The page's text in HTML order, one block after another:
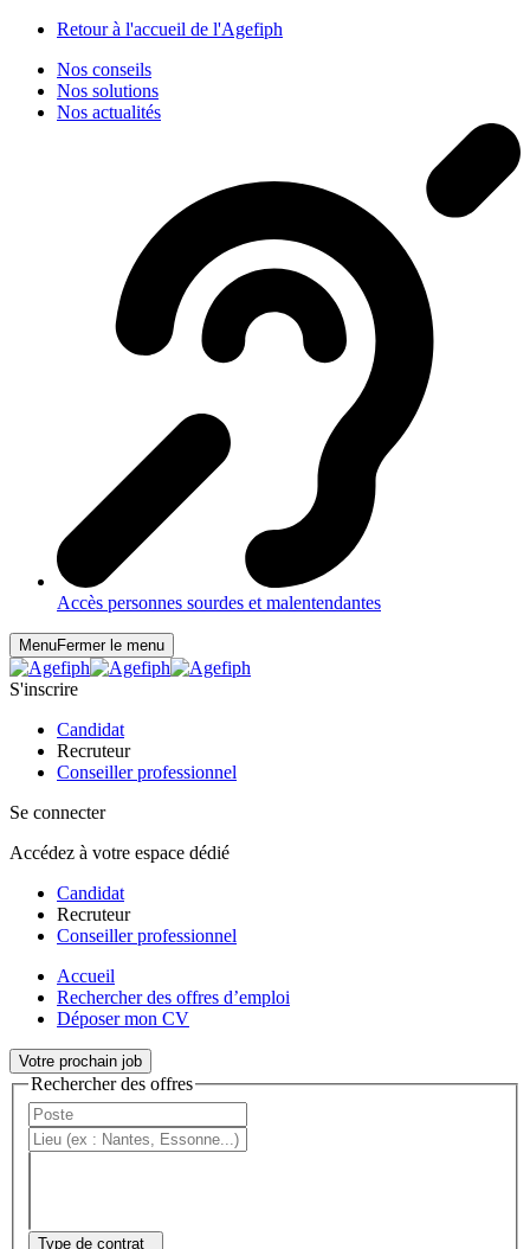
Retour à l'accueil de l'Agefiph
Nos conseils
Nos solutions
Nos actualités
Accès personnes sourdes et malentendantes
MenuFermer le menu
S'inscrire
Candidat
Recruteur
Conseiller professionnel
Se connecter
Accédez à votre espace dédié
Candidat
Recruteur
Conseiller professionnel
Accueil
Rechercher des offres d’emploi
Déposer mon CV
Votre prochain job
Rechercher des offres
Type de contrat